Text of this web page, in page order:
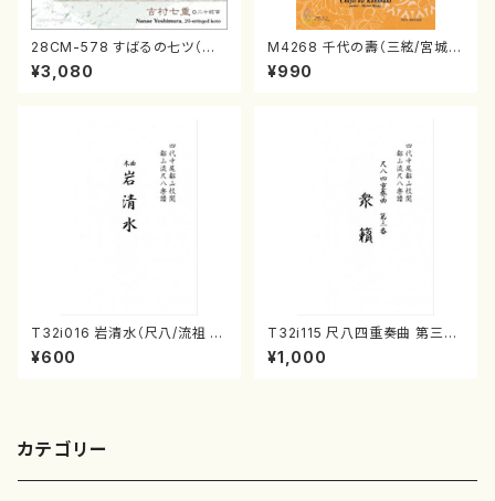
28CM-578 すばるの七ツ（二
十絃箏/クラリネット/ヴァイオリ
ン/チェロ/吉松 隆：/CD）
¥3,080
M4268 千代の壽（三絃/宮城道
雄著・宮城宗家監修/三絃楽譜）
¥990
T32i016 岩清水（尺八/流祖 中
尾都山/楽譜）都山：15
¥600
T32i115 尺八四重奏曲 第三番
衆籟（尺八/初代 山本邦山/尺
八/都山式譜）都山流公刊楽譜曲
¥1,000
カテゴリー